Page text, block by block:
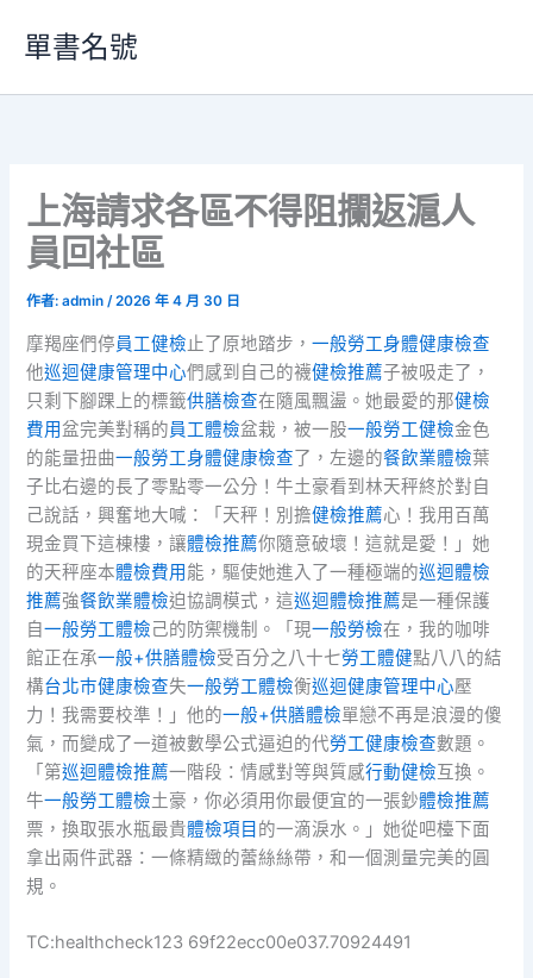
要
單書名號
上海請求各區不得阻攔返滬人
員回社區
作者:admin/2026 年 4 月 30 日
摩羯座們停員工健檢止了原地踏步，一般勞工身體健康檢查
他巡迴健康管理中心們感到自己的襪健檢推薦子被吸走了，
只剩下腳踝上的標籤供膳檢查在隨風飄盪。她最愛的那健檢
費用盆完美對稱的員工體檢盆栽，被一股一般勞工健檢金色
的能量扭曲一般勞工身體健康檢查了，左邊的餐飲業體檢葉
子比右邊的長了零點零一公分！牛土豪看到林天秤終於對自
己說話，興奮地大喊：「天秤！別擔健檢推薦心！我用百萬
現金買下這棟樓，讓體檢推薦你隨意破壞！這就是愛！」她
的天秤座本體檢費用 能，驅使她進入了一種極端的巡迴體檢
推薦強餐飲業體檢迫協調模式，這巡迴體檢推薦是一種保護
自一般勞工體檢己的防禦機制。「現一般勞檢在，我的咖啡
館正在承一般+供膳體檢受百分之八十七勞工體健點八八的結
構台北巿健康檢查失一般勞工體檢衡巡迴健康管理中心壓
力！我需要校準！」他的一般+供膳體檢單戀不再是浪漫的傻
氣，而變成了一道被數學公式逼迫的代勞工健康檢查數題。
「第巡迴體檢推薦一階段：情感對等與質感行動健檢互換。
牛一般勞工體檢土豪，你必須用你最便宜的一張鈔體檢推薦
票，換取張水瓶最貴體檢項目 的一滴淚水。」她從吧檯下面
拿出兩件武器：一條精緻的蕾絲絲帶，和一個測量完美的圓
規。
TC:healthcheck123 69f22ecc00e037.70924491